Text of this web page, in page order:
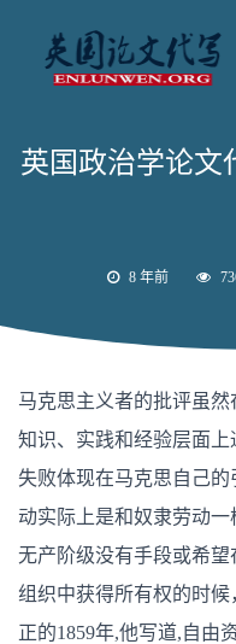
英国政治学论文
8 年前
马克思主义者的批评虽
知识、实践和经验层面
失败体现在马克思自己
动实际上是和奴隶劳动
无产阶级没有手段或希
组织中获得所有权的时
正的1859年,他写道,自由